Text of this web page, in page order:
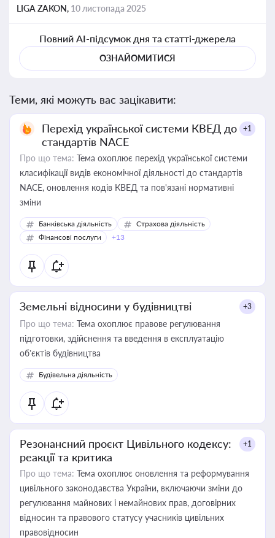
LIGA ZAKON, 10 листопада 2025
Повний AI-підсумок дня та статті-джерела
ОЗНАЙОМИТИСЯ
Теми, які можуть вас зацікавити:
Перехід української системи КВЕД до
стандартів NACE
+1
Про що тема: Тема охоплює перехід української системи
класифікації видів економічної діяльності до стандартів
NACE, оновлення кодів КВЕД та пов'язані нормативні
зміни
Банківська діяльність
Страхова діяльність
Фінансові послуги
+13
Земельні відносини у будівництві +3
Про що тема: Тема охоплює правове регулювання
підготовки, здійснення та введення в експлуатацію
об’єктів будівництва
Будівельна діяльність
Резонансний проєкт Цивільного кодексу:
реакції та критика
+1
Про що тема: Тема охоплює оновлення та реформування
цивільного законодавства України, включаючи зміни до
регулювання майнових і немайнових прав, договірних
відносин та правового статусу учасників цивільних
правовідносин